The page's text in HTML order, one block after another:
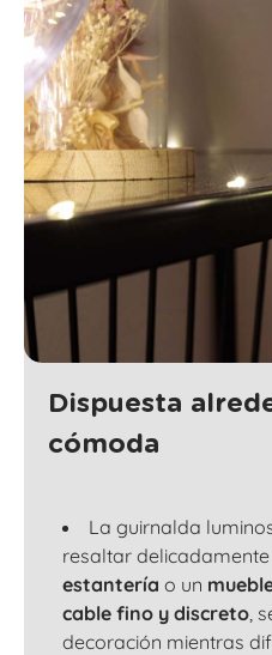
Dispuesta
cómoda
La guirnalda
resaltar
estantería o un
cable fino y discreto,
decoración mientras